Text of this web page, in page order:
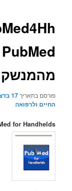
מהמנשק
פורסם בתאריך17 בדצמבר 2013
החיים ולרפואה
for Handhelds